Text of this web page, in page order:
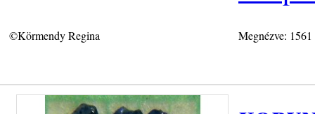
©Körmendy Regina Megnézve: